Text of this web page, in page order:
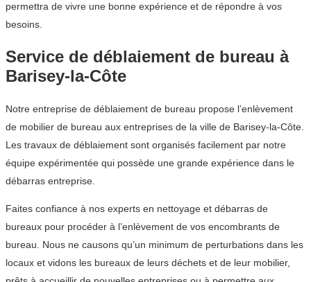
permettra de vivre une bonne expérience et de répondre à vos
besoins.
Service de déblaiement de bureau à
Barisey-la-Côte
Notre entreprise de déblaiement de bureau propose l’enlèvement
de mobilier de bureau aux entreprises de la ville de Barisey-la-Côte.
Les travaux de déblaiement sont organisés facilement par notre
équipe expérimentée qui possède une grande expérience dans le
débarras entreprise.
Faites confiance à nos experts en nettoyage et débarras de
bureaux pour procéder à l’enlèvement de vos encombrants de
bureau. Nous ne causons qu’un minimum de perturbations dans les
locaux et vidons les bureaux de leurs déchets et de leur mobilier,